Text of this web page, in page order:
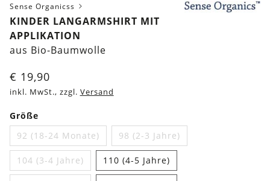
Sense Organicss
KINDER LANGARMSHIRT MIT
APPLIKATION
aus Bio-Baumwolle
€ 19,90
inkl. MwSt., zzgl. Versand
Größe
92 (18-24 Monate)
98 (2-3 Jahre)
104 (3-4 Jahre) 110 (4-5 Jahre)